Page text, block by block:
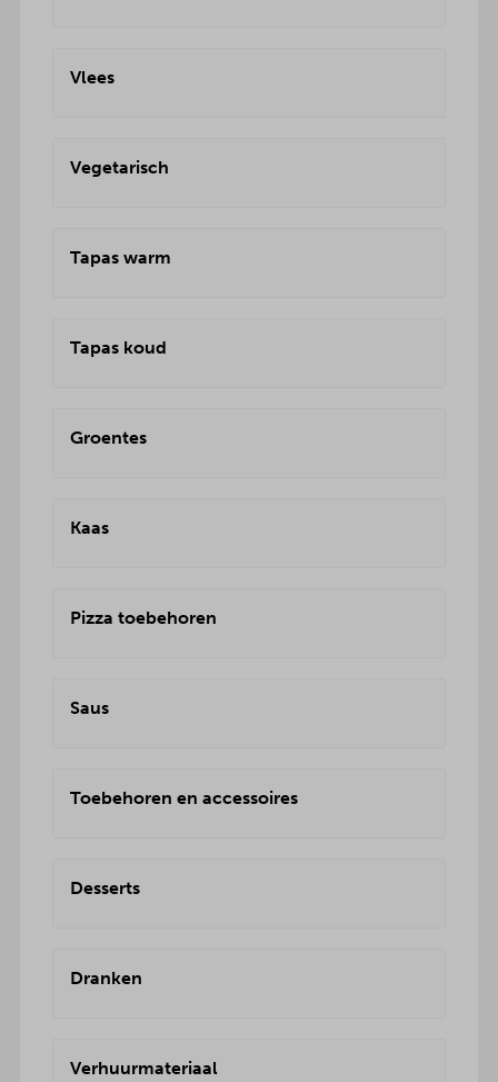
Vlees
Vegetarisch
Tapas warm
Tapas koud
Groentes
Kaas
Pizza toebehoren
Saus
Toebehoren en accessoires
Desserts
Dranken
Verhuurmateriaal